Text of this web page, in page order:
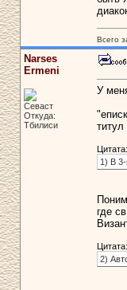
Всего
Narses
Ermeni
Севаст
Откуда:
Тбилиси
У
титул
Цитата:
1) В
где
Цитата:
2)